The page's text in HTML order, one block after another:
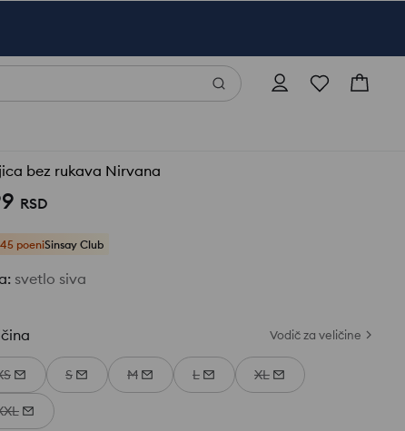
bez rukava Nirvana
RSD
poeniSinsay Club
: svetlo siva
Vodič za veličine
S M L XL